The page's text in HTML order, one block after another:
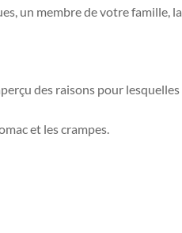
un membre de votre famille, la
des raisons pour lesquelles
et les crampes.